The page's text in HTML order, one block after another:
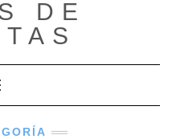
DE
modo de navegación